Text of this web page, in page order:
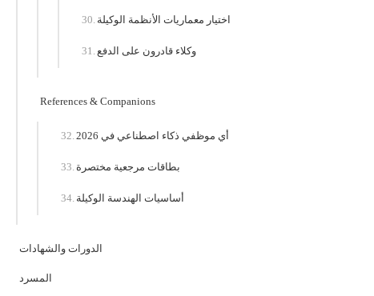
اختيار معماريات الأنظمة الوكيلة
وكلاء قادرون على الدفع
References & Companions
أي موظفي ذكاء اصطناعي في 2026
بطاقات مرجعية مختصرة
أساسيات الهندسة الوكيلة
الدورات والشهادات
المسرد